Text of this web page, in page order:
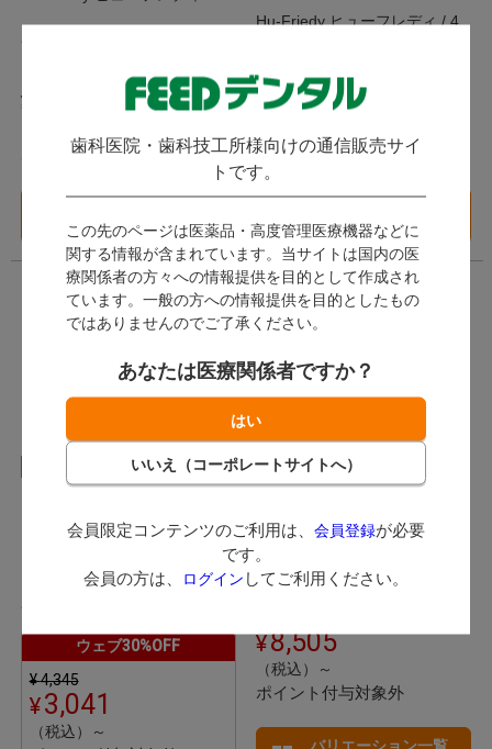
歯科医院・歯科技工所様向けの通信販売サイ
トです。
この先のページは医薬品・高度管理医療機器などに
関する情報が含まれています。当サイトは国内の医
療関係者の方々への情報提供を目的として作成され
ています。一般の方への情報提供を目的としたもの
ではありませんのでご了承ください。
あなたは医療関係者ですか？
会員限定コンテンツのご利用は、 会員登録が必要
です。
会員の方は、
ログイン してご利用ください。
発送：
ポイント付与対象外
へ
Hu-Friedy ヒューフレディ / 4
4,193
ポイント付与対象外
へ
フターファイブ
発送：
ウェブ30%OFF
¥4,345
3,041
（税込）～
キュレット
スツルメンツ / ノーマルとラー
るキュレットシリーズ。
8,505
（税込）～
ポイント付与対象外